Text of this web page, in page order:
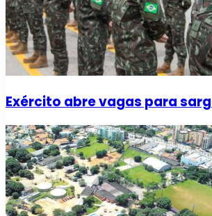
Exército abre vagas para